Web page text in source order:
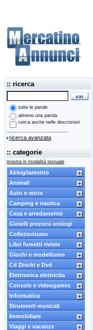
:: ricerca
tutte le parole
almeno una parola
cerca anche nelle descrizioni
ricerca avanzata
:: categorie
mostra in modalità testuale
Abbigliamento
Animali
Auto e moto
Camping e nautica
Casa e arredamento
Gioielli preziosi orologi
Collezionismo
Libri fumetti riviste
Giochi e modellismo
Cd Dischi e Dvd
Elettronica elettricita
Console e videogames
Informatica
Strumenti musicali
Immobiliare
Viaggi e vacanze